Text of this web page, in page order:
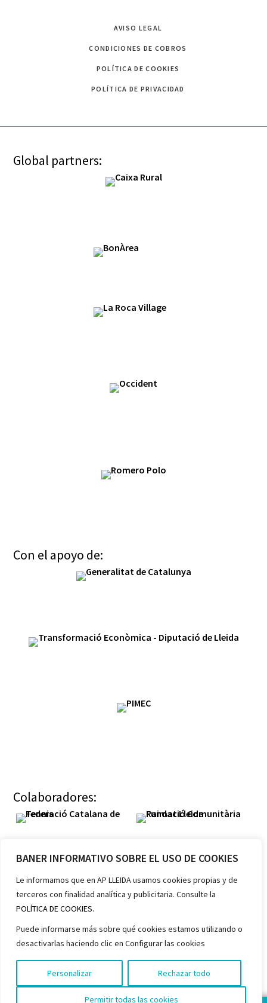
BANER INFORMATIVO SOBRE EL USO DE COOKIES
Le informamos que en AP LLEIDA usamos cookies propias y de
terceros con finalidad analítica y publicitaria. Consulte la
POLÍTICA DE COOKIES.
Puede informarse más sobre qué cookies estamos utilizando o
desactivarlas haciendo clic en Configurar las cookies
Personalizar Rechazar todo
Permitir todas las cookies
AVISO LEGAL
CONDICIONES DE COBROS
POLÍTICA DE COOKIES
POLÍTICA DE PRIVACIDAD
Miembros:
Colaboradores:
Global partners:
Con el apoyo de: